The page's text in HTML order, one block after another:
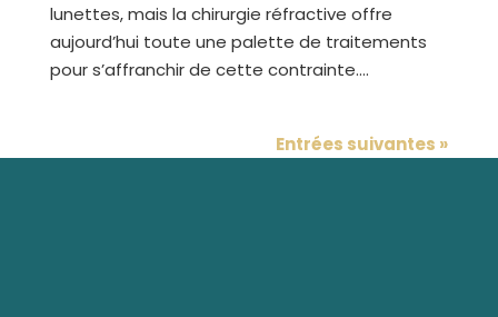
lunettes, mais la chirurgie réfractive offre
aujourd’hui toute une palette de traitements
pour s’affranchir de cette contrainte....
Entrées suivantes »